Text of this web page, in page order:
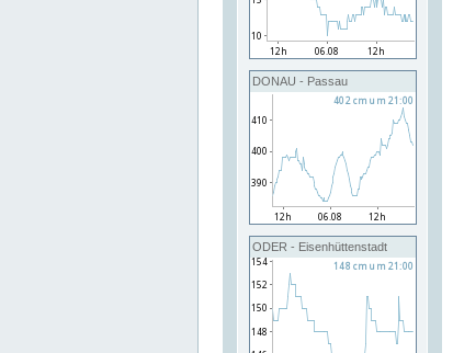
DONAU - Passau
ODER - Eisenhüttenstadt